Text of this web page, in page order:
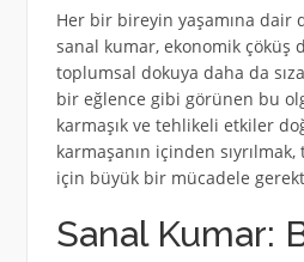
Her bir bireyin yaşamına dair
sanal kumar, ekonomik çöküş
toplumsal dokuya daha da
bir eğlence gibi görünen bu
karmaşık ve tehlikeli etkiler
karmaşanın içinden
için büyük bir mücadele
Sanal Kumar: